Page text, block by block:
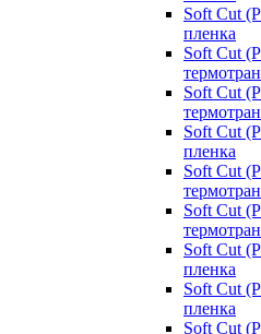
Soft Cut
пленка
Soft Cut
Soft Cut
Soft Cut
пленка
Soft Cut
Soft Cut
Soft Cut
пленка
Soft Cut
пленка
Soft Cut